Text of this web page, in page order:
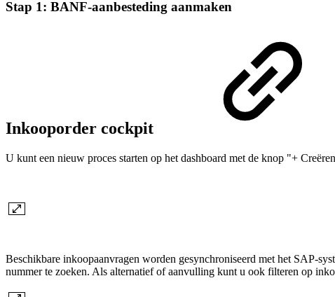
Stap 1: BANF-aanbesteding aanmaken
Inkooporder cockpit
U kunt een nieuw proces starten op het dashboard met de knop "+
Beschikbare inkoopaanvragen worden gesynchroniseerd met het SAP-
nummer te zoeken. Als alternatief of aanvulling kunt u ook filteren op